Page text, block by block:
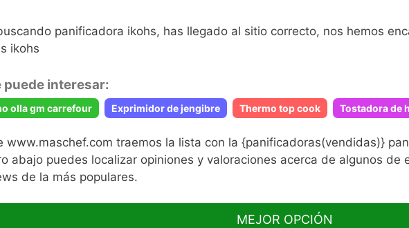
panificadora ikohs, has llegado al sitio correcto, nos hemos
ikohs
puede interesar:
olla gm carrefour Exprimidor de jengibre Thermo top cook Tostadora de
www.maschef.com traemos la lista con la {panificadoras(vendidas)}
abajo puedes localizar opiniones y valoraciones acerca de algunos
de la más populares.
MEJOR OPCIÓN